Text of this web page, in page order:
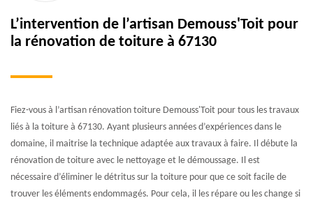
L’intervention de l’artisan Demouss'Toit pour
la rénovation de toiture à 67130
Fiez-vous à l’artisan rénovation toiture Demouss'Toit pour tous les travaux
liés à la toiture à 67130. Ayant plusieurs années d’expériences dans le
domaine, il maitrise la technique adaptée aux travaux à faire. Il débute la
rénovation de toiture avec le nettoyage et le démoussage. Il est
nécessaire d’éliminer le détritus sur la toiture pour que ce soit facile de
trouver les éléments endommagés. Pour cela, il les répare ou les change si